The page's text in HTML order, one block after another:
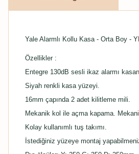
Yale Alarmlı Kollu Kasa - Orta Boy -
Özellikler :
Entegre 130dB sesli ikaz alarmı
Siyah renkli kasa yüzeyi.
16mm çapında 2 adet kilitleme mili.
Mekanik kol ile açma kapama.
Kolay kullanımlı tuş takımı.
İstediğiniz yüzeye montaj